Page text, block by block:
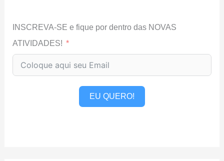
INSCREVA-SE e fique por dentro das NOVAS
ATIVIDADES!
EU QUERO!